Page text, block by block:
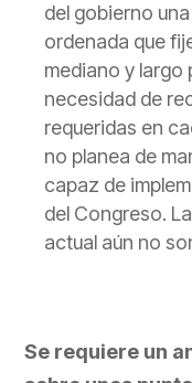
del gobierno
ordenada que
mediano y largo
necesidad de
requeridas en
no planea de
capaz de
del Congreso.
actual aún no
Se requiere un